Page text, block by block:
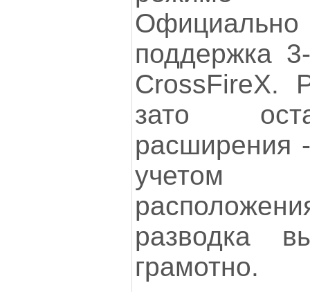
поддержка
CrossFireX.
зато
расширения
учетом
разводка
грамотно.